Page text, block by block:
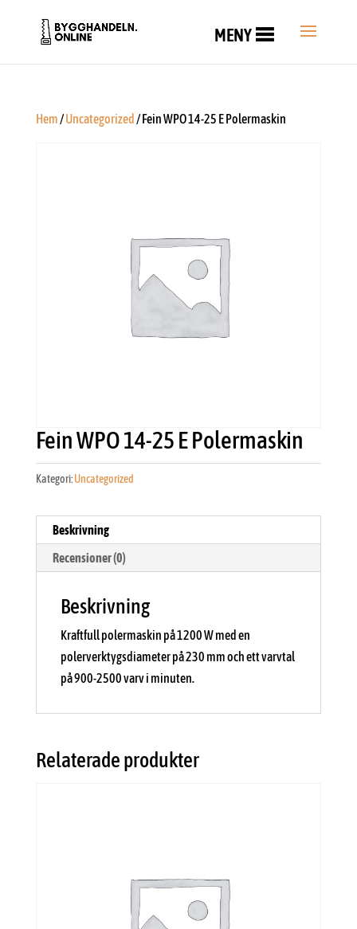
MENY
Hem/Uncategorized / Fein WPO 14-25 E Polermaskin
Fein WPO 14-25 E Polermaskin
Kategori:Uncategorized
Beskrivning
Recensioner (0)
Beskrivning
Kraftfull polermaskin på 1200 W med en
polerverktygsdiameter på 230 mm och ett varvtal
på 900-2500 varv i minuten.
Relaterade produkter